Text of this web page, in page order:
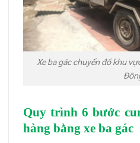
Xe ba gác chuyển đồ khu
Quy trình 6 bước
hàng bằng xe ba gác